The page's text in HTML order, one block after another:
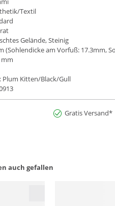
Textil
Gelände, Steinig
(Sohlendicke am Vorfuß: 17.3mm,
Plum Kitten/Black/Gull
Gratis Versand*
auch gefallen